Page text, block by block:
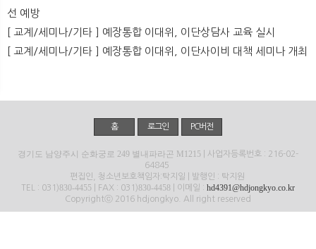
선 예방
[ 교계/세미나/기타 ] 예장통합 이대위, 이단상담사 교육 실시
[ 교계/세미나/기타 ] 예장통합 이대위, 이단사이비 대책 세미나 개최
홈 로그인 PC버전
경기도 남양주시 순화궁로 249 별내파라곤 M1215 | 사업자등록번호 : 216-02-
64845
편집인, 청소년보호책임자:탁지일 | 발행인 : 탁지원
TEL : 031)830-4455 | FAX : 031)830-4458 | 이메일 : hd4391@hdjongkyo.co.kr
Copyrightⓒ 2016 hdjongkyo. All right reserved